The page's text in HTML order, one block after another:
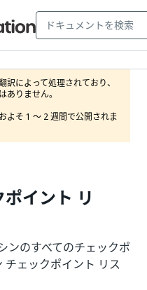
によって処理されており、
ありません。
よそ 1 ～ 2 週間で公開されま
イント リ
ンのすべてのチェックポ
ェックポイント リス